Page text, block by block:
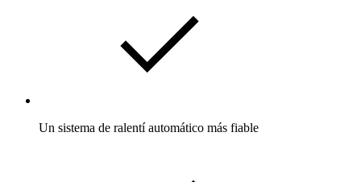
Un sistema de ralentí automático más fiable